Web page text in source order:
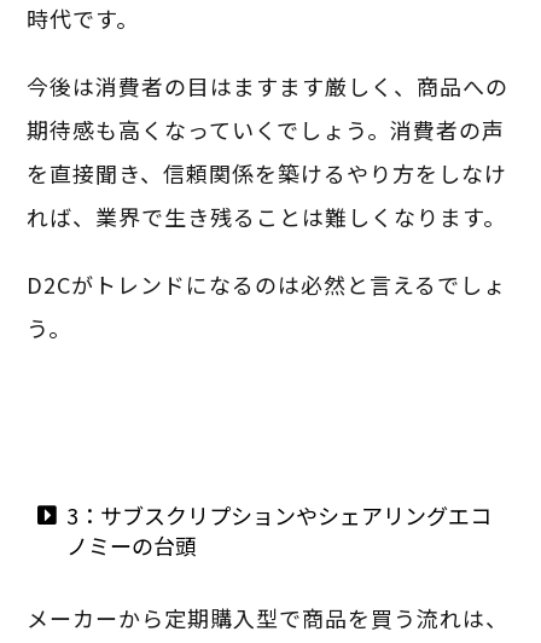
時代です。
今後は消費者の目はますます厳しく、商品への
期待感も高くなっていくでしょう。消費者の声
を直接聞き、信頼関係を築けるやり方をしなけ
れば、業界で生き残ることは難しくなります。
D2Cがトレンドになるのは必然と言えるでしょ
う。
3：サブスクリプションやシェアリングエコ
ノミーの台頭
メーカーから定期購入型で商品を買う流れは、